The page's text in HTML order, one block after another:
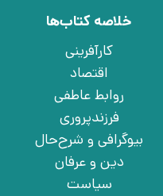
خلاصه کتاب‌ها
کارآفرینی
اقتصاد
روابط عاطفی
فرزندپروری
بیوگرافی و شرح‌حال
دین و عرفان
سیاست